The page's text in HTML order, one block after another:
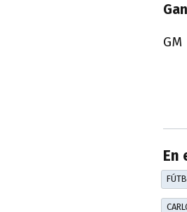
GM
En